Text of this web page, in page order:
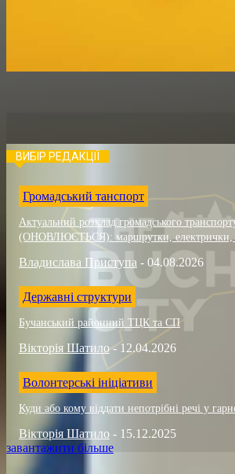
ВИБІР РЕДАКЦІЇ
Громадський танспорт
Актуальний розклад громадського
(ОНОВЛЮЄТЬСЯ): маршрутки, електрички,
Владислава Приступа - 04.08.2026
Державні структури
Бучанський районний ТЦК та СП
Вікторія Шатило - 12.04.2026
Волонтерські ініціативи
Куди або кому віддати непотрібні речі у
Вікторія Шатило - 15.12.2025
завантажити більше